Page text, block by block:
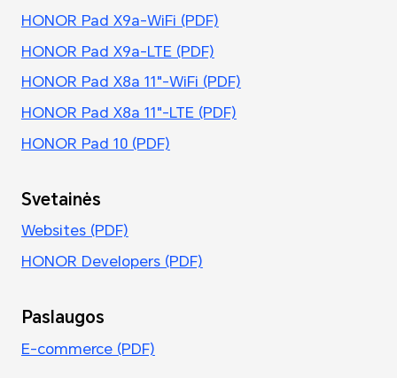
HONOR Pad X9a-WiFi (PDF)
HONOR Pad X9a-LTE (PDF)
HONOR Pad X8a 11"-WiFi (PDF)
HONOR Pad X8a 11"-LTE (PDF)
HONOR Pad 10 (PDF)
Svetainės
Websites (PDF)
HONOR Developers (PDF)
Paslaugos
E-commerce (PDF)